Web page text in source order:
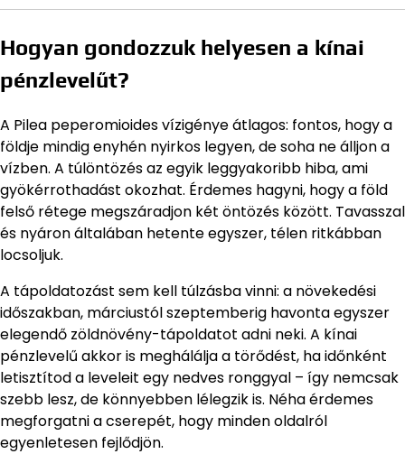
Hogyan gondozzuk helyesen a kínai
pénzlevelűt?
A Pilea peperomioides vízigénye átlagos: fontos, hogy a
földje mindig enyhén nyirkos legyen, de soha ne álljon a
vízben. A túlöntözés az egyik leggyakoribb hiba, ami
gyökérrothadást okozhat. Érdemes hagyni, hogy a föld
felső rétege megszáradjon két öntözés között. Tavasszal
és nyáron általában hetente egyszer, télen ritkábban
locsoljuk.
A tápoldatozást sem kell túlzásba vinni: a növekedési
időszakban, márciustól szeptemberig havonta egyszer
elegendő zöldnövény-tápoldatot adni neki. A kínai
pénzlevelű akkor is meghálálja a törődést, ha időnként
letisztítod a leveleit egy nedves ronggyal – így nemcsak
szebb lesz, de könnyebben lélegzik is. Néha érdemes
megforgatni a cserepét, hogy minden oldalról
egyenletesen fejlődjön.